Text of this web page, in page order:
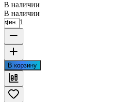
В наличии
В наличии
мин. 1
В корзину